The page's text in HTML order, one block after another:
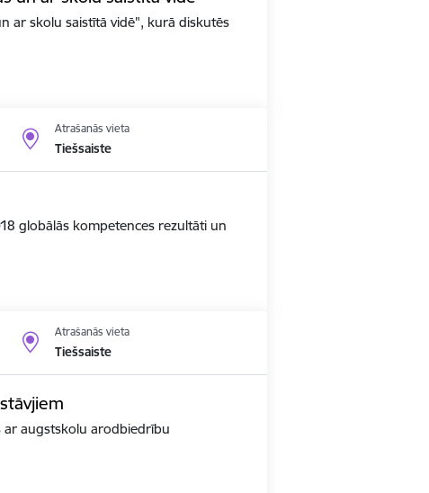
ar skolu saistītā vidē", kurā diskutēs
Atrašanās vieta
Tiešsaiste
globālās kompetences rezultāti un
Atrašanās vieta
Tiešsaiste
ar augstskolu arodbiedrību